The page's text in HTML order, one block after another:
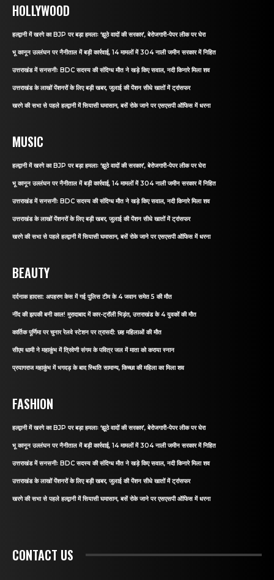
HOLLYWOOD
हल्द्वानी में खरगे का BJP पर बड़ा हमलाः ‘झूठे वादों की सरकार’, बेरोजगारी-पेपर लीक पर घेरा
भू कानून उल्लंघन पर नैनीताल में बड़ी कार्रवाई, 14 मामलों में 304 नाली जमीन सरकार में निहित
उत्तराखंड में सनसनीः BDC सदस्य की संदिग्ध मौत ने खड़े किए सवाल, नदी किनारे मिला शव
उत्तराखंड के लाखों पेंशनरों के लिए बड़ी खबर, जुलाई की पेंशन सीधे खातों में ट्रांसफर
खरगे की सभा से पहले हल्द्वानी में सियासी घमासान, बसें रोके जाने पर एसएसपी ऑफिस में धरना
MUSIC
हल्द्वानी में खरगे का BJP पर बड़ा हमलाः ‘झूठे वादों की सरकार’, बेरोजगारी-पेपर लीक पर घेरा
भू कानून उल्लंघन पर नैनीताल में बड़ी कार्रवाई, 14 मामलों में 304 नाली जमीन सरकार में निहित
उत्तराखंड में सनसनीः BDC सदस्य की संदिग्ध मौत ने खड़े किए सवाल, नदी किनारे मिला शव
उत्तराखंड के लाखों पेंशनरों के लिए बड़ी खबर, जुलाई की पेंशन सीधे खातों में ट्रांसफर
खरगे की सभा से पहले हल्द्वानी में सियासी घमासान, बसें रोके जाने पर एसएसपी ऑफिस में धरना
BEAUTY
दर्दनाक हादसा: अपहरण केस में गई पुलिस टीम के 4 जवान समेत 5 की मौत
नींद की झपकी बनी काल! मुरादाबाद में कार-ट्रॉली भिड़ंत, उत्तराखंड के 4 युवकों की मौत
कार्तिक पूर्णिमा पर चुनार रेलवे स्टेशन पर त्रासदी: छह महिलाओं की मौत
सीएम धामी ने महाकुंभ में त्रिवेणी संगम के पवित्र जल में माता को कराया स्नान
प्रयागराज महाकुंभ में भगदड़ के बाद स्थिति सामान्य, किच्छा की महिला का मिला शव
FASHION
हल्द्वानी में खरगे का BJP पर बड़ा हमलाः ‘झूठे वादों की सरकार’, बेरोजगारी-पेपर लीक पर घेरा
भू कानून उल्लंघन पर नैनीताल में बड़ी कार्रवाई, 14 मामलों में 304 नाली जमीन सरकार में निहित
उत्तराखंड में सनसनीः BDC सदस्य की संदिग्ध मौत ने खड़े किए सवाल, नदी किनारे मिला शव
उत्तराखंड के लाखों पेंशनरों के लिए बड़ी खबर, जुलाई की पेंशन सीधे खातों में ट्रांसफर
खरगे की सभा से पहले हल्द्वानी में सियासी घमासान, बसें रोके जाने पर एसएसपी ऑफिस में धरना
CONTACT US